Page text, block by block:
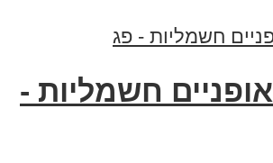
חשמליות -